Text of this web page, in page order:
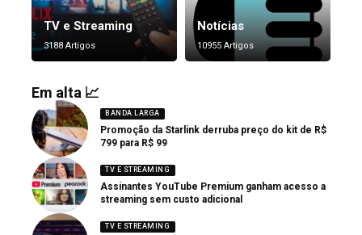
TV e Streaming
3188 Artigos
Notícias
10955 Artigos
Em alta 📈
BANDA LARGA
Promoção da Starlink derruba preço do kit de R$
799 para R$ 99
TV E STREAMING
Assinantes YouTube Premium ganham acesso a
streaming sem custo adicional
TV E STREAMING